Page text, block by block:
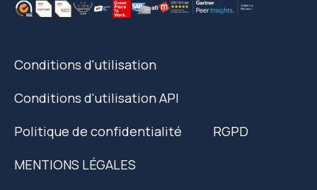
Conditions d'utilisation
Conditions d'utilisation API
Politique de confidentialité
RGPD
MENTIONS LÉGALES